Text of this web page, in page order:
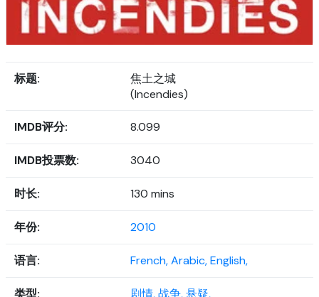
标题:
焦土之城
(Incendies)
IMDB评分: 8.099
IMDB投票数: 3040
时长: 130 mins
年份: 2010
语言: French,Arabic,English,
类型: 剧情,战争,悬疑,